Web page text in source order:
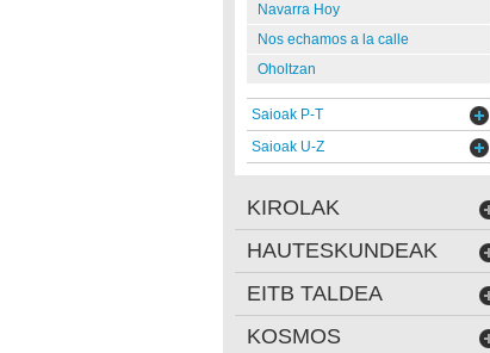
Navarra Hoy
Nos echamos a la calle
Oholtzan
Saioak P-T
Saioak U-Z
KIROLAK
HAUTESKUNDEAK
EITB TALDEA
KOSMOS